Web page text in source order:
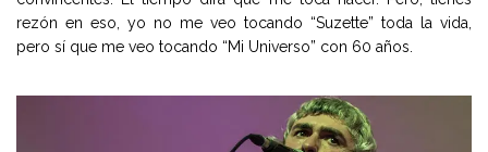
rezón en eso, yo no me veo tocando “Suzette” toda la vida,
pero sí que me veo tocando “Mi Universo” con 60 años.